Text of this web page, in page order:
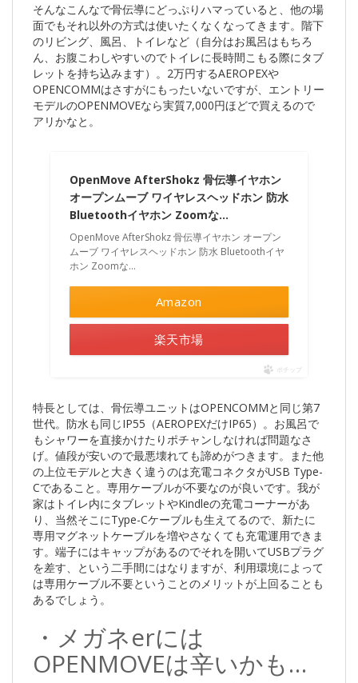
そんなこんなで骨伝導にどっぷりハマっていると、他の場
面でもそれ以外の方式は使いたくなくなってきます。階下
のリビング、風呂、トイレなど（自分はお風呂はもちろ
ん、お腹こわしやすいのでトイレに長時間こもる際にタブ
レットを持ち込みます）。2万円するAEROPEXや
OPENCOMMはさすがにもったいないですが、エントリー
モデルのOPENMOVEなら実質7,000円ほどで買えるので
アリかなと。
OpenMove AfterShokz 骨伝導イヤホン
オープンムーブ ワイヤレスヘッドホン 防水
Bluetoothイヤホン Zoomな…
OpenMove AfterShokz 骨伝導イヤホン オープン
ムーブ ワイヤレスヘッドホン 防水 Bluetoothイヤ
ホン Zoomな…
Amazon
楽天市場
ポチップ
特長としては、骨伝導ユニットはOPENCOMMと同じ第7
世代。防水も同じIP55（AEROPEXだけIP65）。お風呂で
もシャワーを直接かけたりポチャンしなければ問題なさ
げ。値段が安いので最悪壊れても諦めがつきます。また他
の上位モデルと大きく違うのは充電コネクタがUSB Type-
Cであること。専用ケーブルが不要なのが良いです。我が
家はトイレ内にタブレットやKindleの充電コーナーがあ
り、当然そこにType-Cケーブルも生えてるので、新たに
専用マグネットケーブルを増やさなくても充電運用できま
す。端子にはキャップがあるのでそれを開いてUSBプラグ
を差す、という二手間にはなりますが、利用環境によって
は専用ケーブル不要ということのメリットが上回ることも
あるでしょう。
・メガネerには
OPENMOVEは辛いかも…